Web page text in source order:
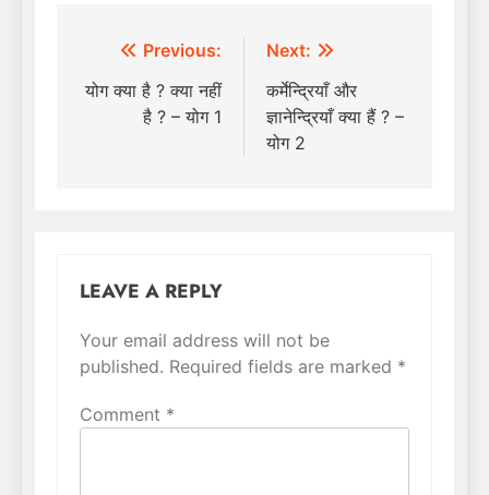
Post
navigation
Previous:
योग क्या है ? क्या नहीं
है ? – योग 1
Next:
कर्मेन्द्रियाँ और
ज्ञानेन्द्रियाँ क्या हैं ? –
योग 2
LEAVE A REPLY
Your email address will not be
published. Required fields are marked *
Comment *
Alternative: